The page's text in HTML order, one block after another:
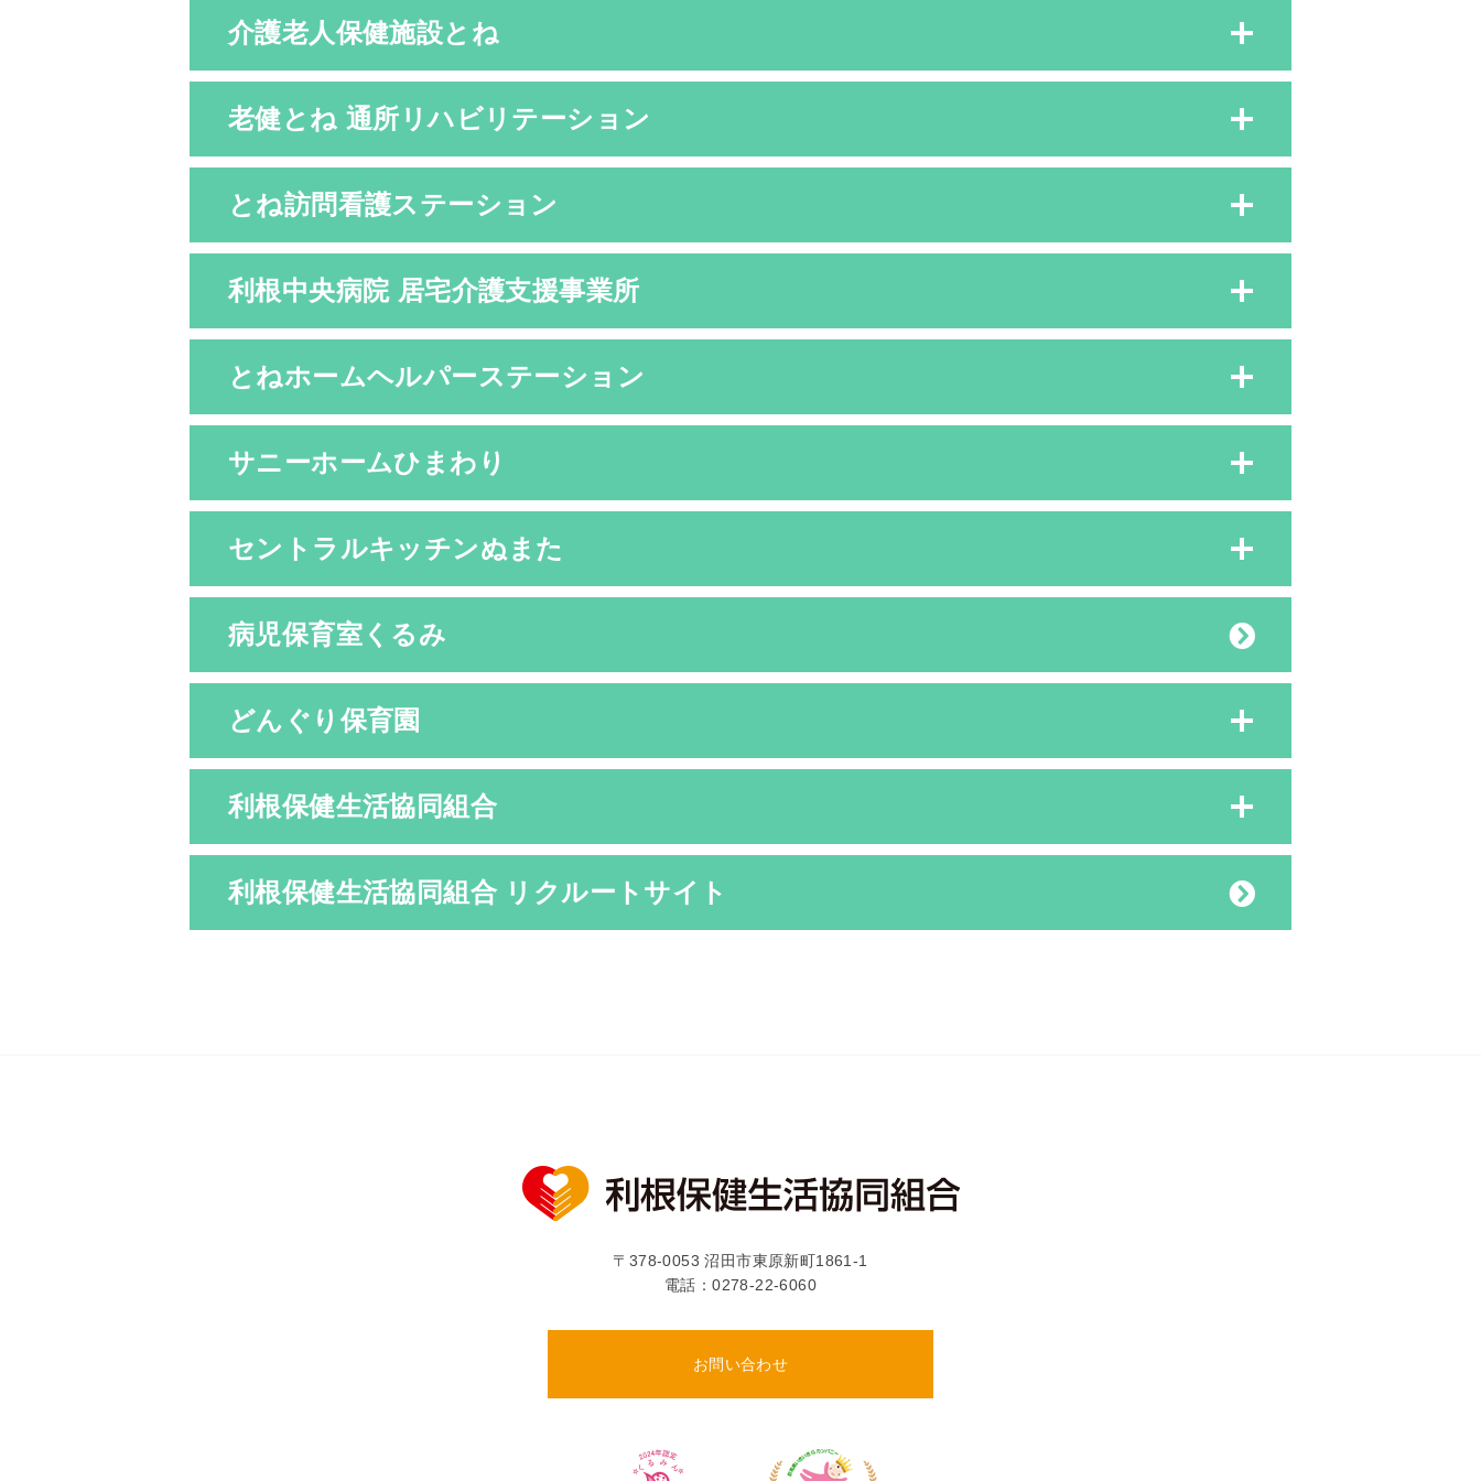
介護老人保健施設とね
老健とね 通所リハビリテーション
とね訪問看護ステーション
利根中央病院 居宅介護支援事業所
とねホームヘルパーステーション
サニーホームひまわり
セントラルキッチンぬまた
病児保育室くるみ
どんぐり保育園
利根保健生活協同組合
利根保健生活協同組合 リクルートサイト
〒378-0053 沼田市東原新町1861-1
電話：0278-22-6060
お問い合わせ